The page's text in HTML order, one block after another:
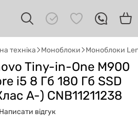
техніка Моноблоки Моноблоки
Tiny-in-One M900
i5 8 Гб 180 Гб SSD
A-) CNB11211238
Написати відгук
AI — допоможу
комп'ютерну техніку.